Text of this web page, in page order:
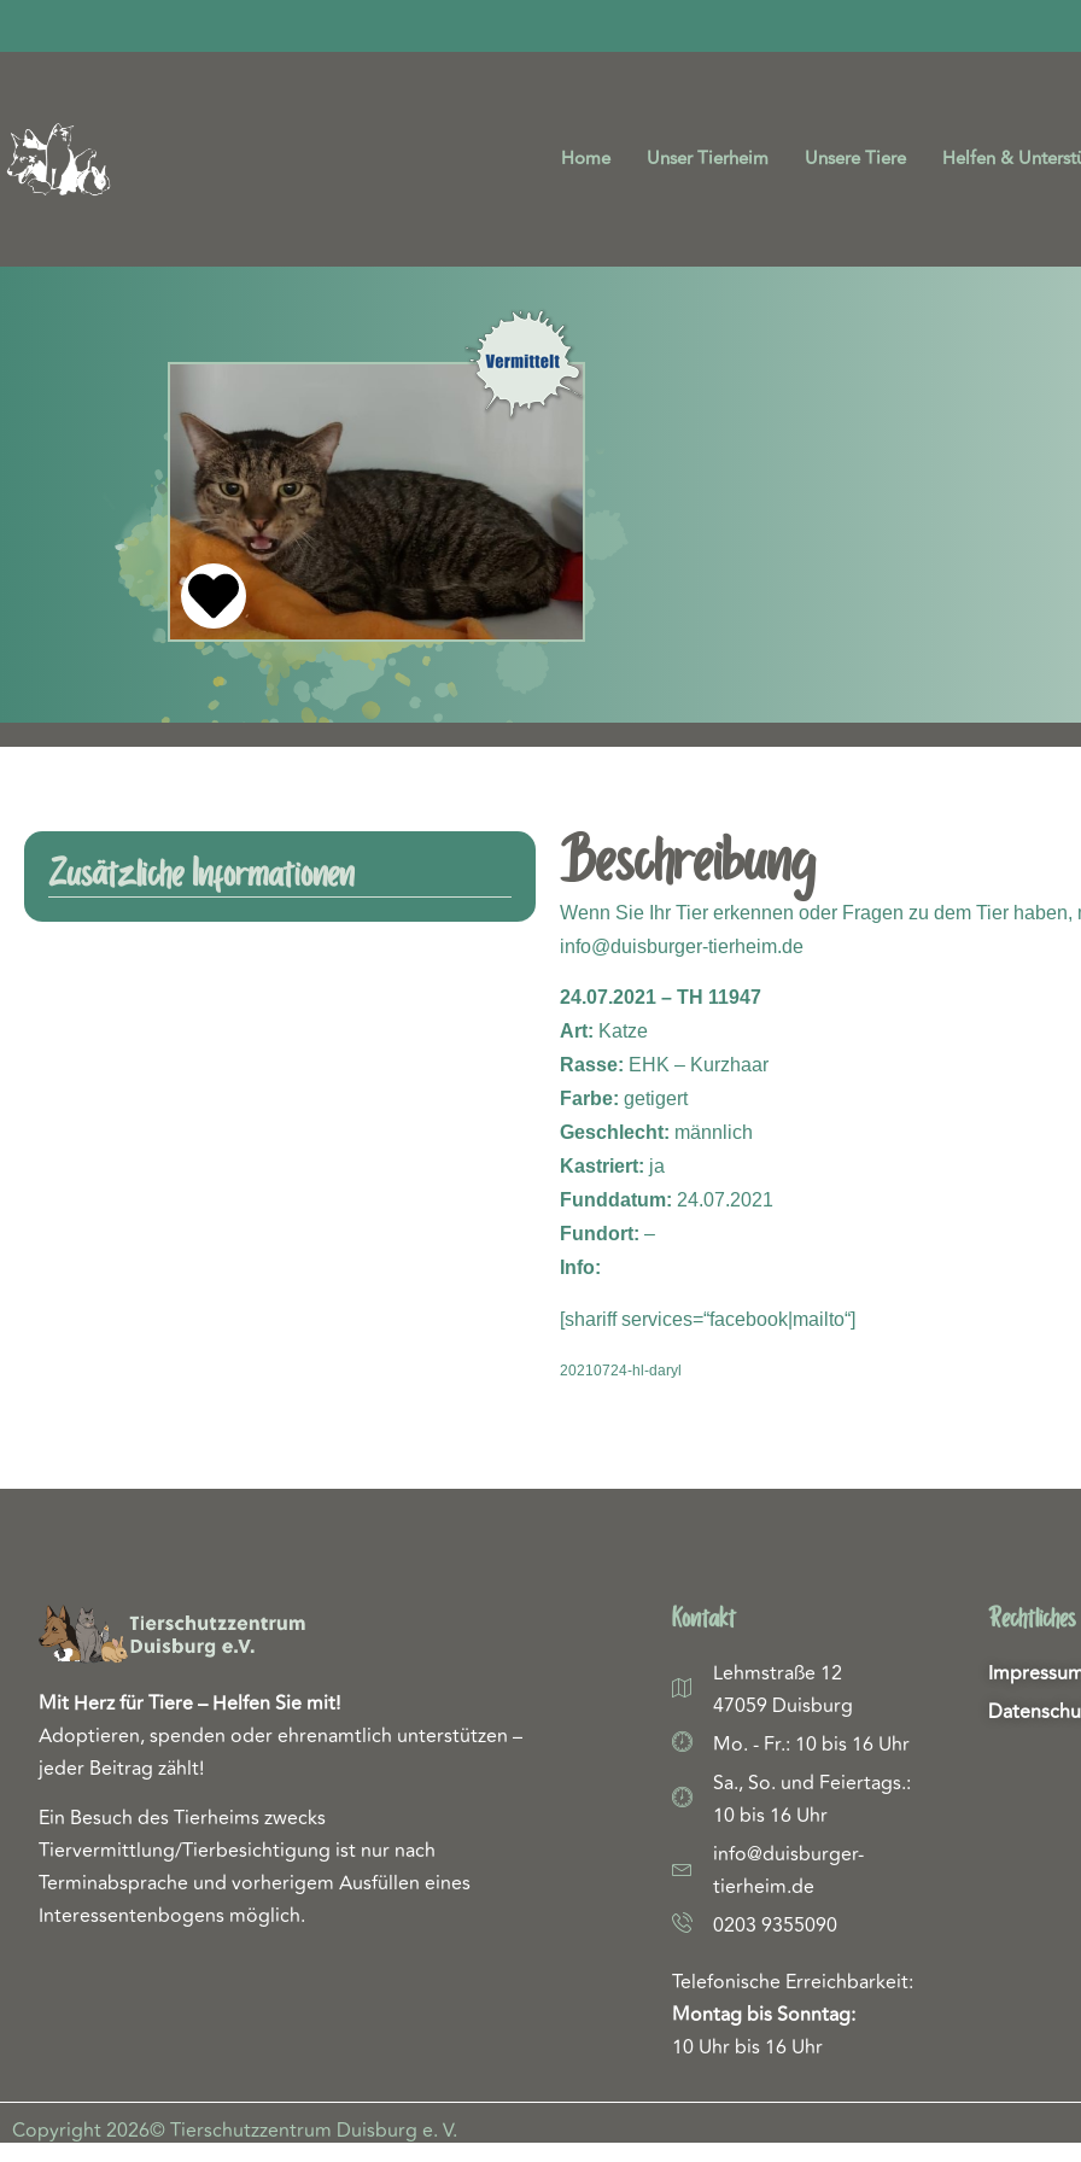
Home Unser Tierheim Unsere Tiere Helfen &
Zusätzliche Informationen Beschreibung
Wenn Sie Ihr Tier erkennen oder Fragen zu dem Tier
info@duisburger-tierheim.de
24.07.2021 – TH 11947
Art: Katze
Rasse: EHK – Kurzhaar
Farbe: getigert
Geschlecht: männlich
Kastriert: ja
Funddatum: 24.07.2021
Fundort: –
Info:
[shariff services=“facebook|mailto“]
20210724-hl-daryl
Mit Herz für Tiere – Helfen Sie mit!
Adoptieren, spenden oder ehrenamtlich unterstützen –
jeder Beitrag zählt!
Ein Besuch des Tierheims zwecks
Tiervermittlung/Tierbesichtigung ist nur nach
Terminabsprache und vorherigem Ausfüllen eines
Interessentenbogens möglich.
Kontakt
Lehmstraße 12
47059 Duisburg
Mo. - Fr.: 10 bis 16 Uhr
Sa., So. und Feiertags.:
10 bis 16 Uhr
info@duisburger-
tierheim.de
0203 9355090
Telefonische Erreichbarkeit:
Montag bis Sonntag:
10 Uhr bis 16 Uhr
Rechtliches
Copyright 2026© Tierschutzzentrum Duisburg e. V.